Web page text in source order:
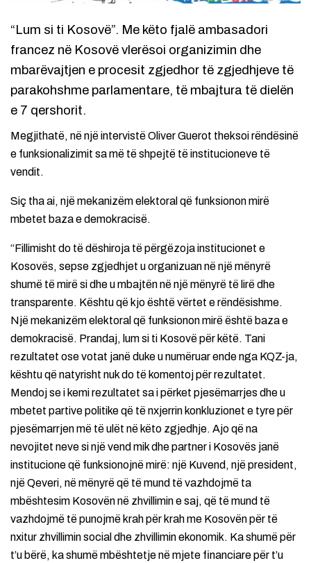
“Lum si ti Kosovë”. Me këto fjalë ambasadori
francez në Kosovë vlerësoi organizimin dhe
mbarëvajtjen e procesit zgjedhor të zgjedhjeve të
parakohshme parlamentare, të mbajtura të dielën
e 7 qershorit.
Megjithatë, në një intervistë Oliver Guerot theksoi rëndësinë
e funksionalizimit sa më të shpejtë të institucioneve të
vendit.
Siç tha ai, një mekanizëm elektoral që funksionon mirë
mbetet baza e demokracisë.
“Fillimisht do të dëshiroja të përgëzoja institucionet e
Kosovës, sepse zgjedhjet u organizuan në një mënyrë
shumë të mirë si dhe u mbajtën në një mënyrë të lirë dhe
transparente. Kështu që kjo është vërtet e rëndësishme.
Një mekanizëm elektoral që funksionon mirë është baza e
demokracisë. Prandaj, lum si ti Kosovë për këtë. Tani
rezultatet ose votat janë duke u numëruar ende nga KQZ-ja,
kështu që natyrisht nuk do të komentoj për rezultatet.
Mendoj se i kemi rezultatet sa i përket pjesëmarrjes dhe u
mbetet partive politike që të nxjerrin konkluzionet e tyre për
pjesëmarrjen më të ulët në këto zgjedhje. Ajo që na
nevojitet neve si një vend mik dhe partner i Kosovës janë
institucione që funksionojnë mirë: një Kuvend, një president,
një Qeveri, në mënyrë që të mund të vazhdojmë ta
mbështesim Kosovën në zhvillimin e saj, që të mund të
vazhdojmë të punojmë krah për krah me Kosovën për të
nxitur zhvillimin social dhe zhvillimin ekonomik. Ka shumë për
t’u bërë, ka shumë mbështetje në mjete financiare për t’u